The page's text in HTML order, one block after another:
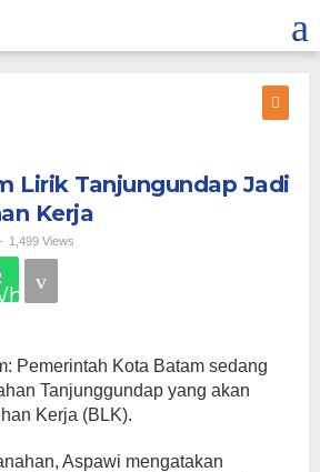
Lirik Tanjungundap Jadi
Kerja
- 1,499 Views
Pemerintah Kota Batam sedang
Tanjunggundap yang akan
Kerja (BLK).
Aspawi mengatakan